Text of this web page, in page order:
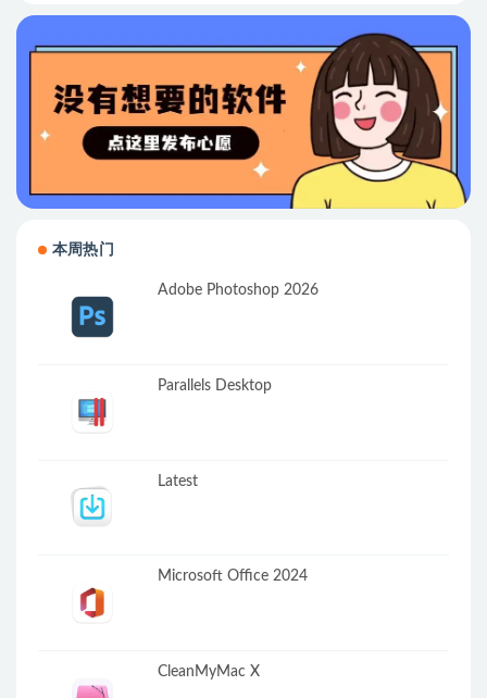
本周热门
Adobe Photoshop 2026
Parallels Desktop
Latest
Microsoft Office 2024
CleanMyMac X